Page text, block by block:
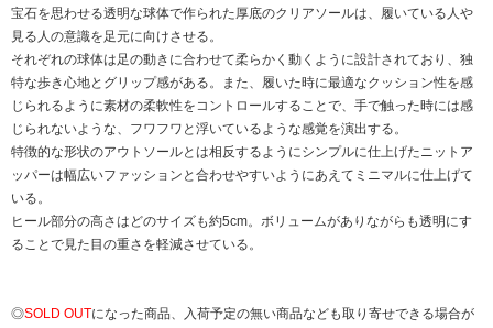
宝石を思わせる透明な球体で作られた厚底のクリアソールは、履いている人や
見る人の意識を足元に向けさせる。
それぞれの球体は足の動きに合わせて柔らかく動くように設計されており、独
特な歩き心地とグリップ感がある。また、履いた時に最適なクッション性を感
じられるように素材の柔軟性をコントロールすることで、手で触った時には感
じられないような、フワフワと浮いているような感覚を演出する。
特徴的な形状のアウトソールとは相反するようにシンプルに仕上げたニットア
ッパーは幅広いファッションと合わせやすいようにあえてミニマルに仕上げて
いる。
ヒール部分の高さはどのサイズも約5cm。ボリュームがありながらも透明にす
ることで見た目の重さを軽減させている。
◎SOLD OUTになった商品、入荷予定の無い商品なども取り寄せできる場合が